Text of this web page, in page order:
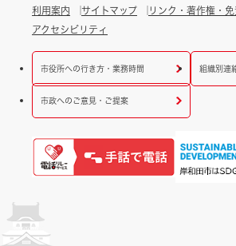
利用案内 サイトマップ リンク・著作権・
アクセシビリティ
市役所への行き方・業務時間 組織別連
市政へのご意見・ご提案